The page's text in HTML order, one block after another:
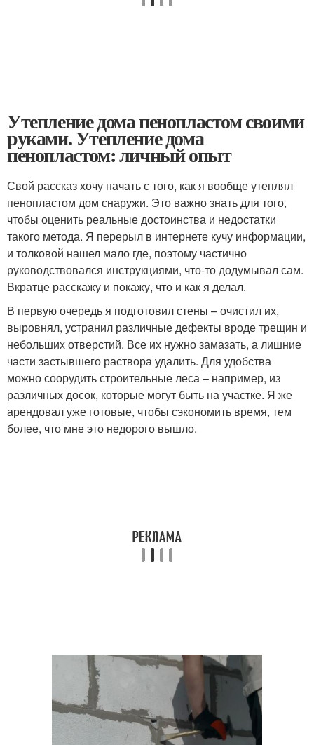
Утепление дома пенопластом своими
руками. Утепление дома
пенопластом: личный опыт
Свой рассказ хочу начать с того, как я вообще утеплял
пенопластом дом снаружи. Это важно знать для того,
чтобы оценить реальные достоинства и недостатки
такого метода. Я перерыл в интернете кучу информации,
и толковой нашел мало где, поэтому частично
руководствовался инструкциями, что-то додумывал сам.
Вкратце расскажу и покажу, что и как я делал.
В первую очередь я подготовил стены – очистил их,
выровнял, устранил различные дефекты вроде трещин и
небольших отверстий. Все их нужно замазать, а лишние
части застывшего раствора удалить. Для удобства
можно соорудить строительные леса – например, из
различных досок, которые могут быть на участке. Я же
арендовал уже готовые, чтобы сэкономить время, тем
более, что мне это недорого вышло.